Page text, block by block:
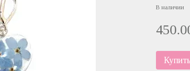
В наличии
Купить